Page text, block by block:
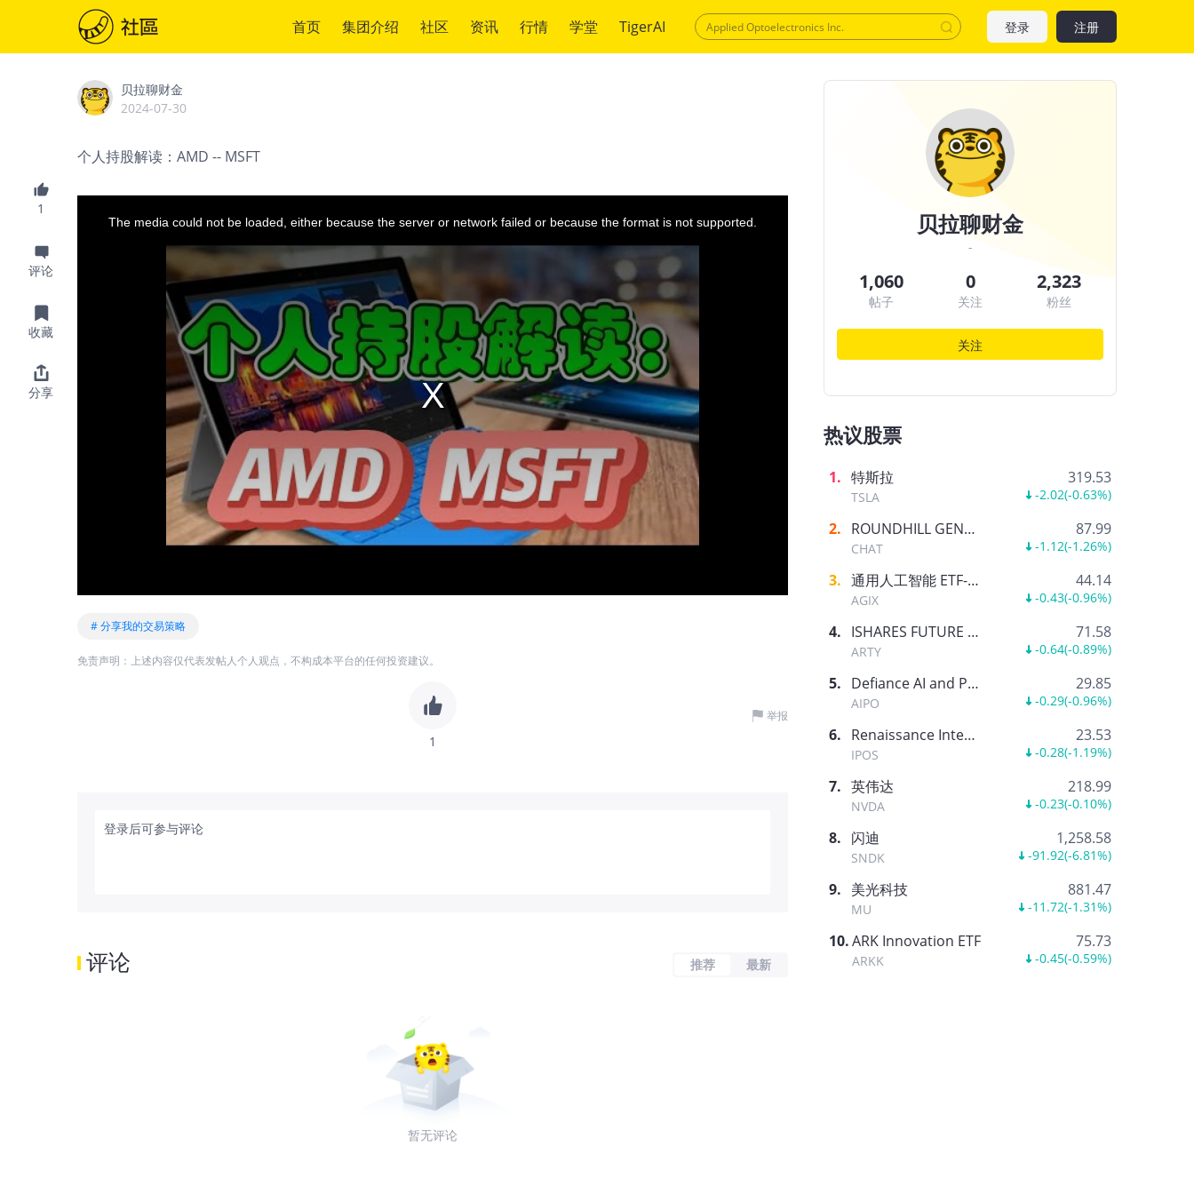
首页 集团介绍 社区 资讯 行情 学堂 TigerAI 登录 注册
1
评论
收藏
分享
贝拉聊财金
2024-07-30
个人持股解读：AMD -- MSFT
The media could not be loaded, either because the server or network failed or because the format is not supported.
# 分享我的交易策略
免责声明：上述内容仅代表发帖人个人观点，不构成本平台的任何投资建议。
1
举报
登录后可参与评论
评论 推荐 最新
暂无评论
贝拉聊财金
-
1,060
帖子
0
关注
2,323
粉丝
关注
热议股票
1. 特斯拉
TSLA
319.53
-2.02(-0.63%)
2. ROUNDHILL GENERATIVE AI & TECHNOLOGY ETF
CHAT
87.99
-1.12(-1.26%)
3. 通用人工智能 ETF-AGIX
AGIX
44.14
-0.43(-0.96%)
4. ISHARES FUTURE AI & TECH ETF
ARTY
71.58
-0.64(-0.89%)
5. Defiance AI and Power Infrastructure ETF
AIPO
29.85
-0.29(-0.96%)
6. Renaissance International IPO ETF
IPOS
23.53
-0.28(-1.19%)
7. 英伟达
NVDA
218.99
-0.23(-0.10%)
8. 闪迪
SNDK
1,258.58
-91.92(-6.81%)
9. 美光科技
MU
881.47
-11.72(-1.31%)
10.ARK Innovation ETF
ARKK
75.73
-0.45(-0.59%)